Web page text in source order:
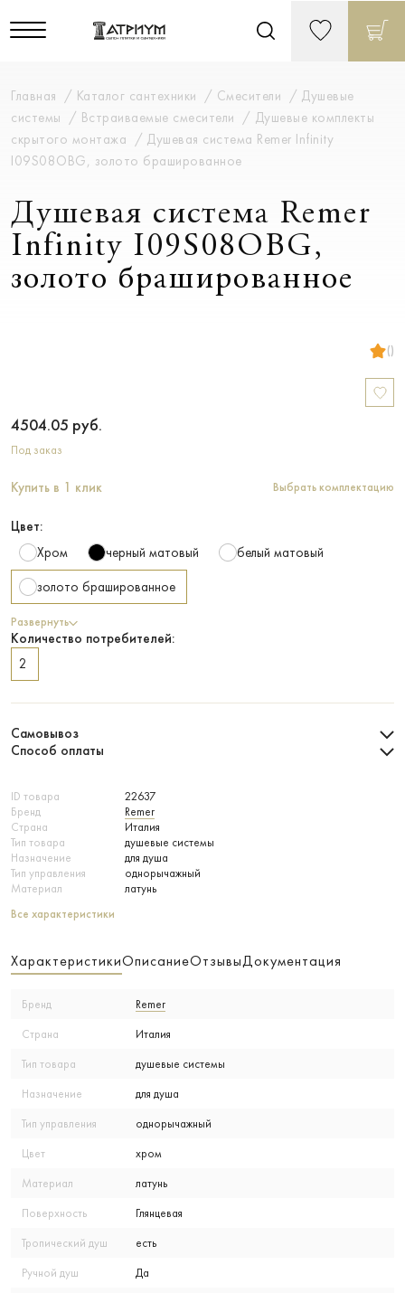
Главная Каталог сантехники Смесители
Душевые
системы
Встраиваемые смесители
Душевые комплекты
скрытого монтажа
Душевая система Remer Infinity
I09S08OBG, золото брашированное
Душевая система Remer
Infinity I09S08OBG,
золото брашированное
()
ID товара
22637
Бренд
Remer
Страна
Италия
Тип товара
душевые системы
Назначение
для душа
Тип управления
однорычажный
Материал
латунь
Все характеристики
4504.05 руб.
Под заказ
Купить в 1 клик Выбрать комплектацию
Цвет:
Хром
черный матовый белый матовый
золото брашированное
Развернуть
Количество потребителей:
2
Самовывоз
Способ оплаты
ХарактеристикиОписаниеОтзывыДокументация
Бренд Remer
Страна Италия
Тип товара душевые системы
Назначение для душа
Тип управления однорычажный
Цвет хром
Материал латунь
Поверхность Глянцевая
Тропический душ есть
Ручной душ Да